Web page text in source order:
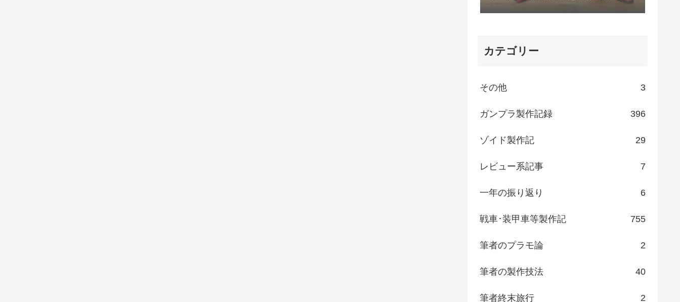
【安物のニッパーで作りやがって!】
カテゴリー
その他 3
ガンプラ製作記録 396
ゾイド製作記 29
レビュー系記事 7
一年の振り返り 6
戦車･装甲車等製作記 755
筆者のプラモ論 2
筆者の製作技法 40
筆者終末旅行 2